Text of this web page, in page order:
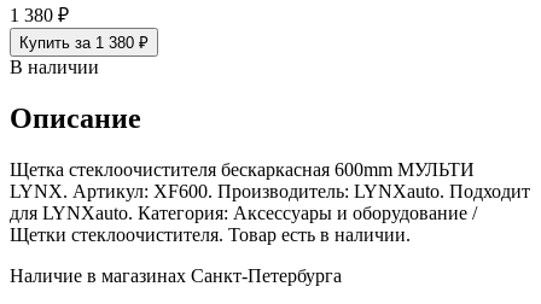
1 380 ₽
Купить за 1 380 ₽
В наличии
Описание
Щетка стеклоочистителя бескаркасная 600mm МУЛЬТИ
LYNX. Артикул: XF600. Производитель: LYNXauto. Подходит
для LYNXauto. Категория: Аксессуары и оборудование /
Щетки стеклоочистителя. Товар есть в наличии.
Наличие в магазинах Санкт-Петербурга